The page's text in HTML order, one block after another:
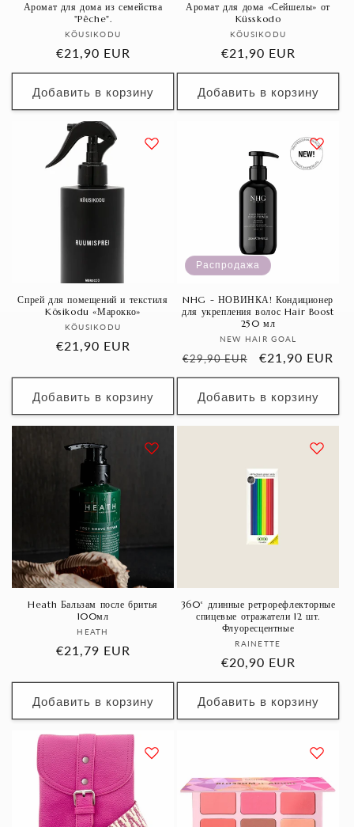
Аромат для дома из семейства
"Pêche".
Продавец:
KÖUSIKODU
Обычная
цена
€21,90 EUR
Добавить в корзину
Аромат для дома «Сейшелы» от
Küsskodo
Продавец:
KÖUSIKODU
Обычная
цена
€21,90 EUR
Добавить в корзину
Спрей для помещений и текстиля
Kösikodu «Марокко»
Продавец:
KÖUSIKODU
Обычная
€21,90 EUR
Добавить в корзину
Распродажа
NHG - НОВИНКА! Кондиционер
для укрепления волос Hair Boost
250 мл
Продавец:
NEW HAIR GOAL
Обычная
цена
€29,90 EUR
Цена
со
скидкой
€21,90 EUR
Добавить в корзину
Heath Бальзам после бритья
100мл
Продавец:
HEATH
Обычная
€21,79 EUR
Добавить в корзину
360° длинные ретрорефлекторные
спицевые отражатели 12 шт.
Флуоресцентные
Продавец:
RAINETTE
Обычная
цена
€20,90 EUR
Добавить в корзину